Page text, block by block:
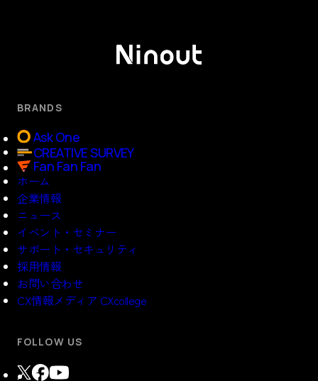
BRANDS
Ask One
CREATIVE SURVEY
Fan Fan Fan
ホーム
企業情報
ニュース
イベント・セミナー
サポート・セキュリティ
採用情報
お問い合わせ
CX情報メディア CXcollege
FOLLOW US